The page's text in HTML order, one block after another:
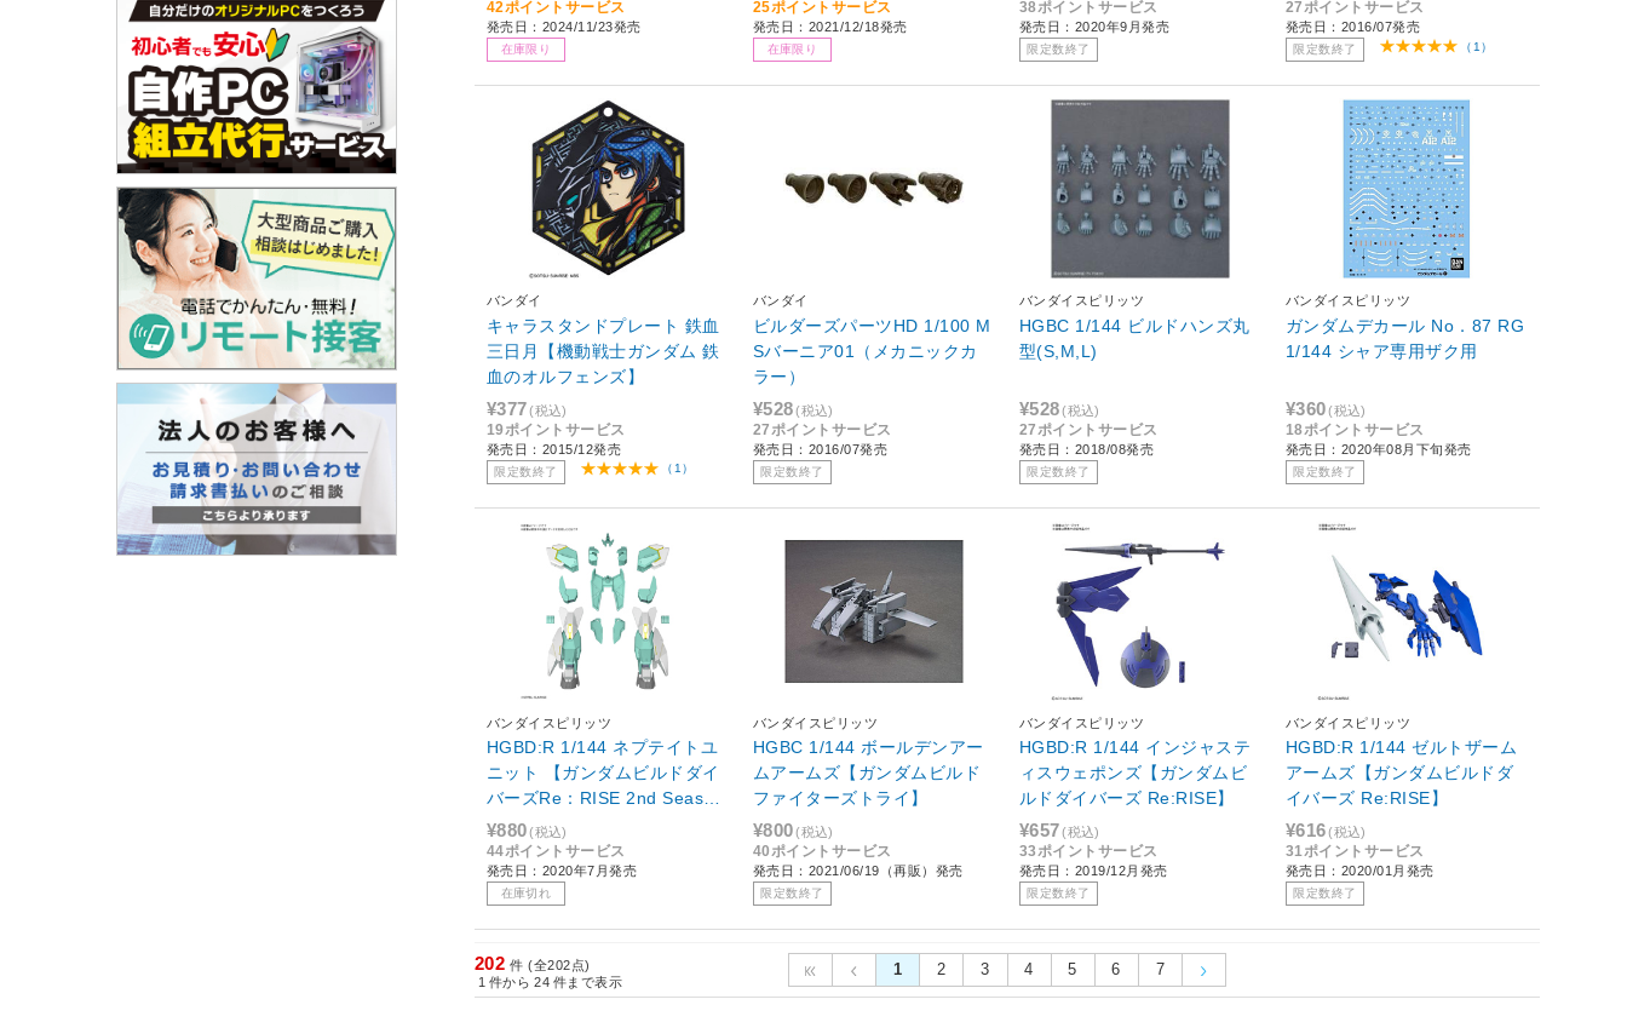
42ポイントサービス
発売日：2024/11/23発売
在庫限り
25ポイントサービス
発売日：2021/12/18発売
在庫限り
38ポイントサービス
発売日：2020年9月発売
限定数終了
27ポイントサービス
発売日：2016/07発売
限定数終了 （1）
バンダイ
キャラスタンドプレート 鉄血
三日月【機動戦士ガンダム 鉄
血のオルフェンズ】
¥377 (税込)
19ポイントサービス
発売日：2015/12発売
限定数終了 （1）
バンダイ
ビルダーズパーツHD 1/100 M
Sバーニア01（メカニックカ
ラー）
¥528 (税込)
27ポイントサービス
発売日：2016/07発売
限定数終了
バンダイスピリッツ
HGBC 1/144 ビルドハンズ丸
型(S,M,L)
¥528 (税込)
27ポイントサービス
発売日：2018/08発売
限定数終了
バンダイスピリッツ
ガンダムデカール No．87 RG
1/144 シャア専用ザク用
¥360 (税込)
18ポイントサービス
発売日：2020年08月下旬発売
限定数終了
バンダイスピリッツ
HGBD:R 1/144 ネプテイトユ
ニット 【ガンダムビルドダイ
バーズRe：RISE 2nd Seaso
n】
¥880 (税込)
44ポイントサービス
発売日：2020年7月発売
在庫切れ
バンダイスピリッツ
HGBC 1/144 ボールデンアー
ムアームズ【ガンダムビルド
ファイターズトライ】
¥800 (税込)
40ポイントサービス
発売日：2021/06/19（再販）発売
限定数終了
バンダイスピリッツ
HGBD:R 1/144 インジャステ
ィスウェポンズ【ガンダムビ
ルドダイバーズ Re:RISE】
¥657 (税込)
33ポイントサービス
発売日：2019/12月発売
限定数終了
バンダイスピリッツ
HGBD:R 1/144 ゼルトザーム
アームズ【ガンダムビルドダ
イバーズ Re:RISE】
¥616 (税込)
31ポイントサービス
発売日：2020/01月発売
限定数終了
202 件 (全202点)
1 件から 24 件まで表示
1 2 3 4 5 6 7